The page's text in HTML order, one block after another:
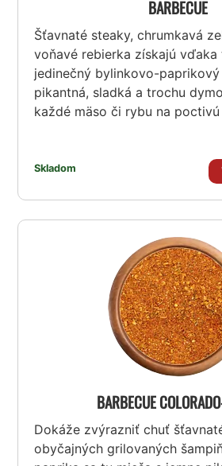
BARBECUE
Šťavnaté steaky, chrumkavá
voňavé rebierka získajú vďaka
jedinečný bylinkovo-paprikový
pikantná, sladká a trochu
každé mäso či rybu na poctivú
Skladom
BARBECUE
Dokáže zvýrazniť chuť
obyčajných grilovaných